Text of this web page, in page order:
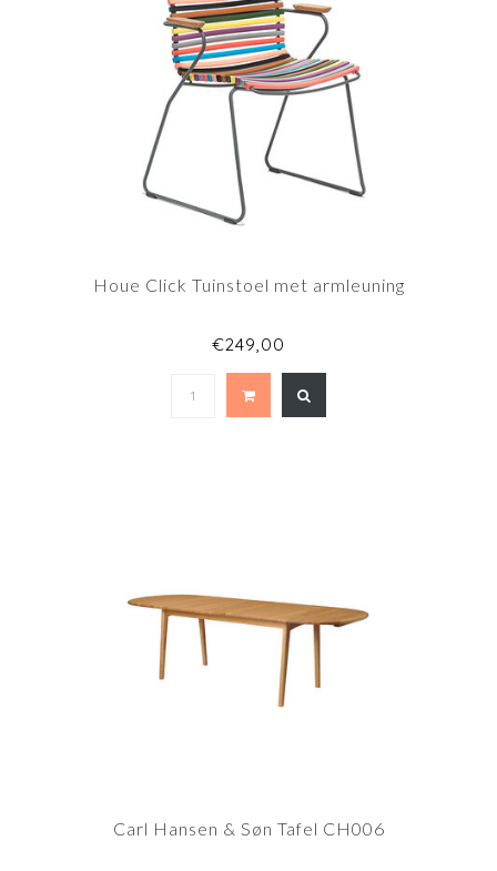
Houe Click Tuinstoel met armleuning
€249,00
Carl Hansen & Søn Tafel CH006